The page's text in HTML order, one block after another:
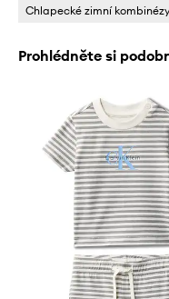
Chlapecké zimní
Prohlédněte si